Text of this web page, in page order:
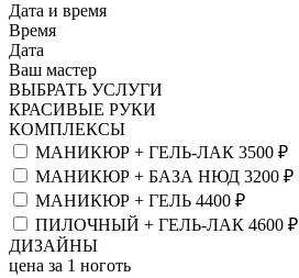
Дата и время
Время
Дата
Ваш мастер
ВЫБРАТЬ УСЛУГИ
КРАСИВЫЕ РУКИ
КОМПЛЕКСЫ
МАНИКЮР + ГЕЛЬ-ЛАК 3500 ₽
МАНИКЮР + БАЗА НЮД 3200 ₽
МАНИКЮР + ГЕЛЬ 4400 ₽
ПИЛОЧНЫЙ + ГЕЛЬ-ЛАК 4600 ₽
ДИЗАЙНЫ
цена за 1 ноготь